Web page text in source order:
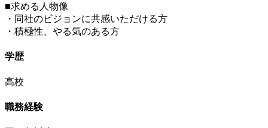
■求める人物像
・同社のビジョンに共感いただける方
・積極性、やる気のある方
学歴
高校
職務経験